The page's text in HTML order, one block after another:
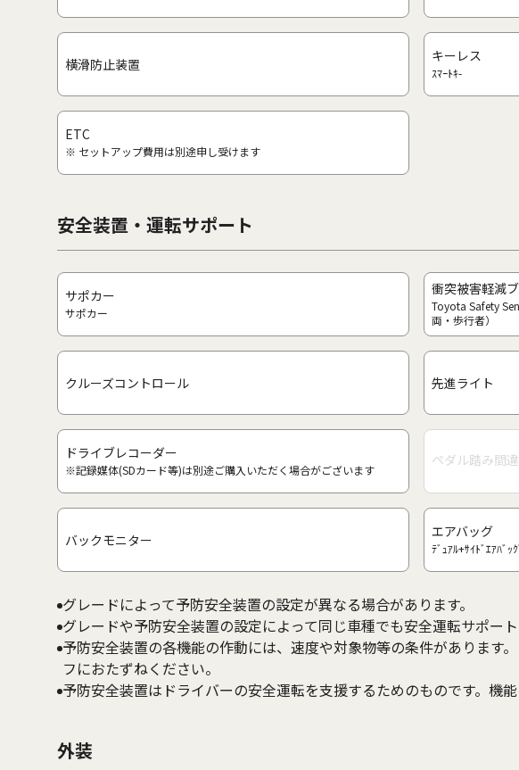
横滑防止装置 キーレス
ｽﾏｰﾄｷ-
ETC
※ セットアップ費用は別途申し受けます
安全装置・運転サポート
サポカー
サポカー
衝突被害軽減
Toyota Safety
両・歩行者）
クルーズコントロール 先進ライト
ドライブレコーダー
※記録媒体(SDカード等)は別途ご購入いただく場合がございます
ペダル踏み間
バックモニター エアバッグ
ﾃﾞｭｱﾙ+ｻｲﾄﾞｴｱﾊﾞｯｸ
グレードによって予防安全装置の設定が異なる場合があります。
グレードや予防安全装置の設定によって同じ車種でも安全運転サポー
予防安全装置の各機能の作動には、速度や対象物等の条件があります
フにおたずねください。
予防安全装置はドライバーの安全運転を支援するためのものです。機
外装